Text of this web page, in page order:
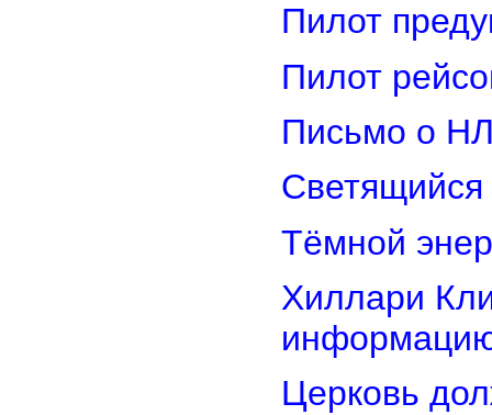
Пилот
Пилот
Письмо о
Светящийся
Тёмной
Хиллари
Церковь